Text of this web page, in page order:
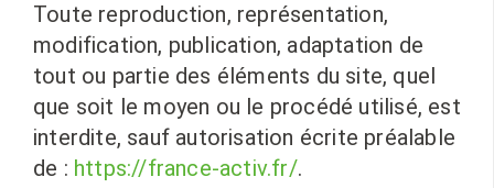
Toute reproduction, représentation,
modification, publication, adaptation de
tout ou partie des éléments du site, quel
que soit le moyen ou le procédé utilisé, est
interdite, sauf autorisation écrite préalable
de : https://france-activ.fr/.